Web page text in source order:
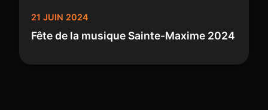
21 JUIN 2024
Fête de la musique Sainte-Maxime 2024